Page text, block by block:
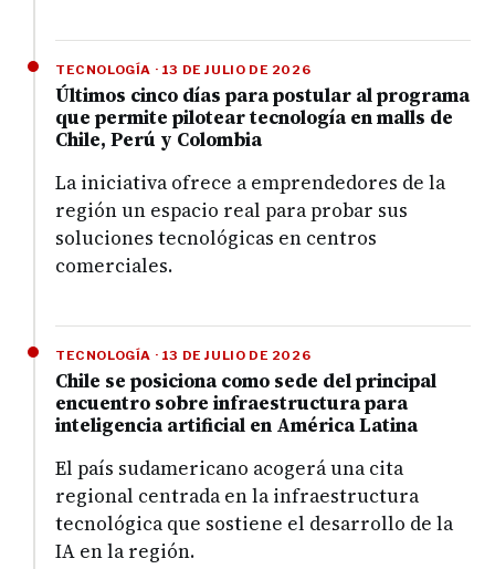
TECNOLOGÍA · 13 DE JULIO DE 2026
Últimos cinco días para postular al programa
que permite pilotear tecnología en malls de
Chile, Perú y Colombia
La iniciativa ofrece a emprendedores de la
región un espacio real para probar sus
soluciones tecnológicas en centros
comerciales.
TECNOLOGÍA · 13 DE JULIO DE 2026
Chile se posiciona como sede del principal
encuentro sobre infraestructura para
inteligencia artificial en América Latina
El país sudamericano acogerá una cita
regional centrada en la infraestructura
tecnológica que sostiene el desarrollo de la
IA en la región.